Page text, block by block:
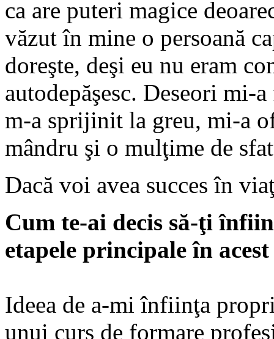
ca are puteri magice
văzut în mine o persoană
doreşte, deşi eu nu eram
autodepăşesc. Deseori mi-
m-a sprijinit la greu, mi-a
mândru şi o mulţime de
Dacă voi avea succes în
Cum te-ai decis să-ţi
etapele principale în acest
Ideea de a-mi înfiinţa
unui curs de formare